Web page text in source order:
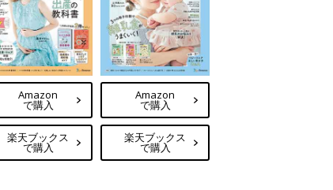
Amazon
で購入
楽天ブックス
で購入
Amazon
で購入
楽天ブックス
で購入